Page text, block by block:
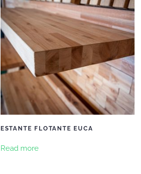
ESTANTE FLOTANTE EUCA
Read more